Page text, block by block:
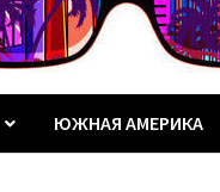
ЮЖНАЯ АМЕРИКА